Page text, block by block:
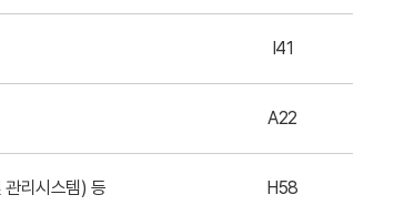
I41
A22
리시스템) 등 H58